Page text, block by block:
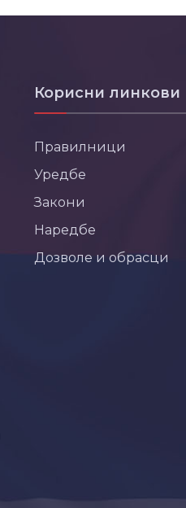
Корисни линкови
Правилници
Уредбе
Закони
Наредбе
Дозволе и обрасци